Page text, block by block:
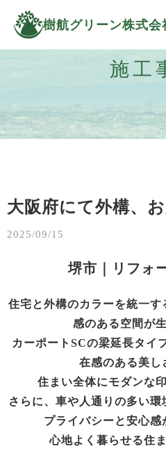
樹航グリーン株式会
施工
大阪府にて外構、
2025/09/15
堺市｜リフォ
住宅と外構のカラーを統一
感のある空間が
カーポートSCの梁延長タイ
在感のある美し
住まい全体にモダンな
さらに、車や人通りの多い
プライバシーと安心
心地よく暮らせる住